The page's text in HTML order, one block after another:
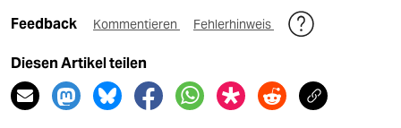
Feedback Kommentieren Fehlerhinweis
Diesen Artikel teilen